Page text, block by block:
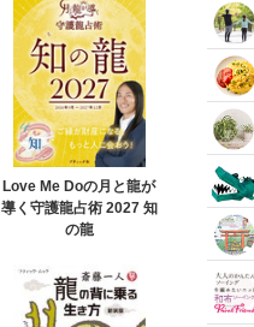
Love Me Doの月と龍が
導く守護龍占術 2027 知
の龍